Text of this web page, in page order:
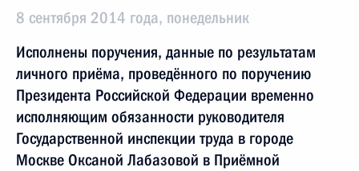
8 сентября 2014 года, понедельник
Исполнены поручения, данные по результатам
личного приёма, проведённого по поручению
Президента Российской Федерации временно
исполняющим обязанности руководителя
Государственной инспекции труда в городе
Москве Оксаной Лабазовой в Приёмной